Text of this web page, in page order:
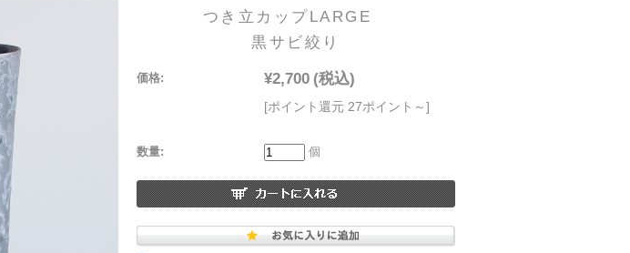
つき立カップLARGE
黒サビ絞り
価格: ¥2,700 (税込)
[ポイント還元 27ポイント～]
数量: 個